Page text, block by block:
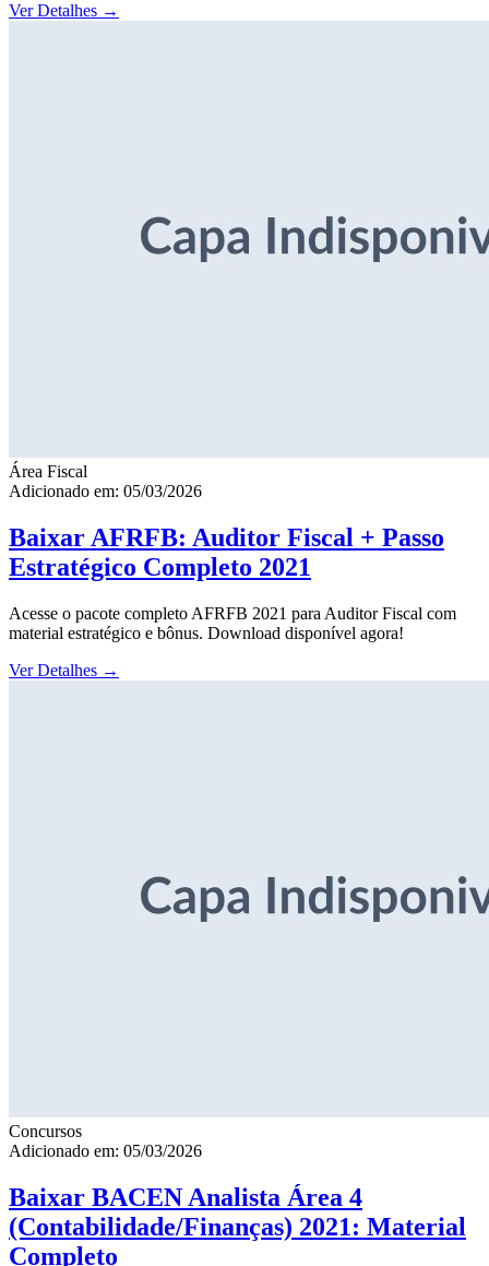
Ver Detalhes →
Área Fiscal
Adicionado em: 05/03/2026
Baixar AFRFB: Auditor Fiscal + Passo
Estratégico Completo 2021
Acesse o pacote completo AFRFB 2021 para Auditor Fiscal com
material estratégico e bônus. Download disponível agora!
Ver Detalhes →
Concursos
Adicionado em: 05/03/2026
Baixar BACEN Analista Área 4
(Contabilidade/Finanças) 2021: Material
Completo